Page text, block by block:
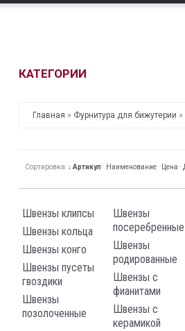
КАТЕГОРИИ
Главная » Фурнитура для бижутерии »
Сортировка: ↓ Артикул · Наименование · Цена ·
Швензы клипсы
Швензы кольца
Швензы конго
Швензы пусеты
гвоздики
Швензы
позолоченные
Швензы
посеребренные
Швензы
родированные
Швензы с
фианитами
Швензы с
керамикой